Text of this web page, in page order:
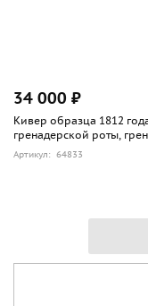
34 000 ₽
Кивер образца 1812
гренадерской роты,
Артикул: 64833